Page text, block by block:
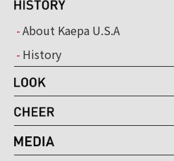
About Kaepa U.S.A
History